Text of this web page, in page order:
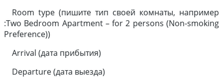
Room type (пишите тип своей комнаты, например
:Two Bedroom Apartment – for 2 persons (Non-smoking
Preference))
Arrival (дата прибытия)
Departure (дата выезда)